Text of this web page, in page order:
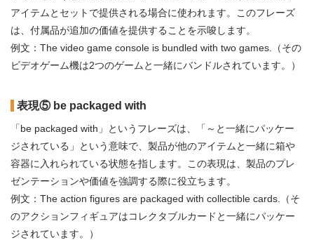
アイテムとセットで提供される場合に使われます。このフレーズ
は、付属品が追加の価値を提供することを示唆します。
例文：The video game console is bundled with two games.（その
ビデオゲーム機は2つのゲームと一緒にバンドルされています。）
表現⑤ be packaged with
「be packaged with」というフレーズは、「～と一緒にパッケー
ジされている」という意味で、製品が他のアイテムと一緒に箱や
容器に入れられている状態を指します。この表現は、製品のプレ
ゼンテーションや価値を強調する際に役立ちます。
例文：The action figures are packaged with collectible cards.（そ
のアクションフィギュアはコレクタブルカードと一緒にパッケー
ジされています。）